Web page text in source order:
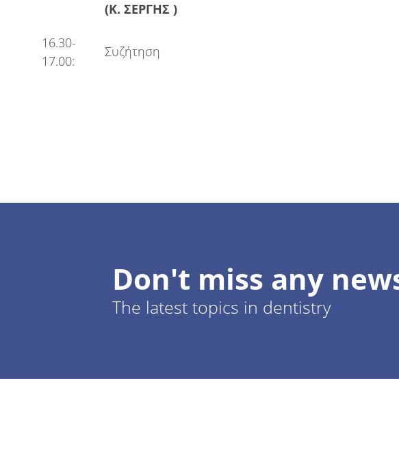
(Κ. ΣΕΡΓΗΣ )
16.30-
17.00:
Συζήτηση
Don't miss any
The latest topics in dentistry